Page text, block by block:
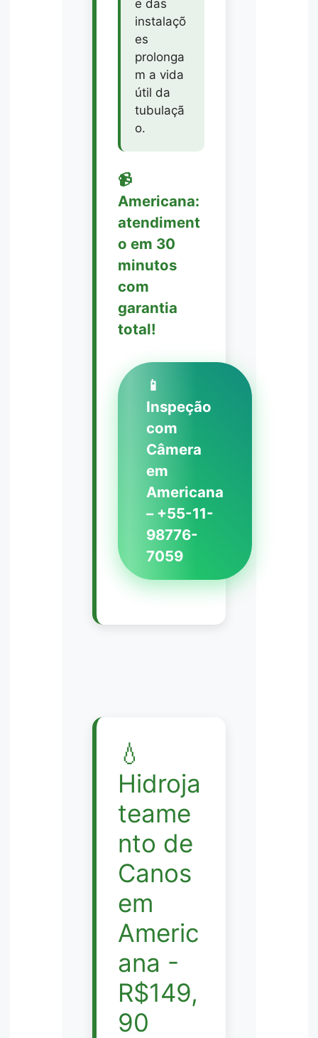
e das
instalaçõ
es
prolonga
m a vida
útil da
tubulaçã
o.
📹
Americana:
atendiment
o em 30
minutos
com
garantia
total!
📱
Inspeção
com
Câmera
em
Americana
– +55-11-
98776-
7059
💧
Hidroja
teame
nto de
Canos
em
Americ
ana -
R$149,
90